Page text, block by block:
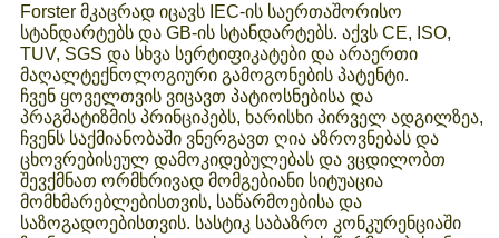
Forster მკაცრად იცავს IEC-ის საერთაშორისო
სტანდარტებს და GB-ის სტანდარტებს. აქვს CE, ISO,
TUV, SGS და სხვა სერტიფიკატები და არაერთი
მაღალტექნოლოგიური გამოგონების პატენტი.
ჩვენ ყოველთვის ვიცავთ პატიოსნებისა და
პრაგმატიზმის პრინციპებს, ხარისხი პირველ ადგილზეა,
ჩვენს საქმიანობაში ვნერგავთ ღია აზროვნებას და
ცხოვრებისეულ დამოკიდებულებას და ვცდილობთ
შევქმნათ ორმხრივად მომგებიანი სიტუაცია
მომხმარებლებისთვის, საწარმოებისა და
საზოგადოებისთვის. სასტიკ საბაზრო კონკურენციაში